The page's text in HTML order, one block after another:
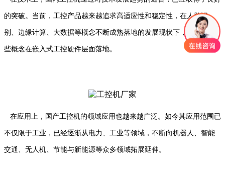
的突破。当前，工控产品越来越追求高适应性和稳定性，在人脸识
别、边缘计算、大数据等概念不断成熟落地的发展现状下，首先让这
些概念在嵌入式工控硬件层面落地。
在应用上，国产工控机的领域应用也越来越广泛。如今其应用范围已
不仅限于工业，已经逐渐从电力、工业等领域，不断向机器人、智能
交通、无人机、节能与新能源等众多领域拓展延伸。